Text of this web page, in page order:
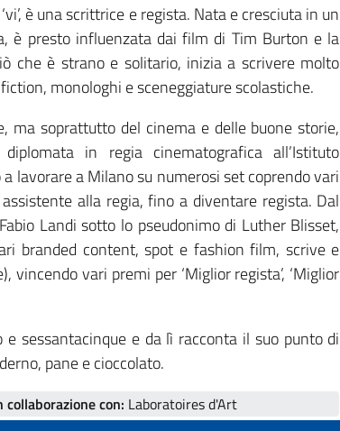
è una scrittrice e regista. Nata e cresciuta in un
è presto influenzata dai film di Tim Burton e la
che è strano e solitario, inizia a scrivere molto
monologhi e sceneggiature scolastiche.
soprattutto del cinema e delle buone storie,
in regia cinematografica all’Istituto
lavorare a Milano su numerosi set coprendo vari
alla regia, fino a diventare regista. Dal
Landi sotto lo pseudonimo di Luther Blisset,
branded content, spot e fashion film, scrive e
vari premi per ‘Miglior regista’, ‘Miglior
sessantacinque e da lì racconta il suo punto di
pane e cioccolato.
collaborazione con: Laboratoires d'Art